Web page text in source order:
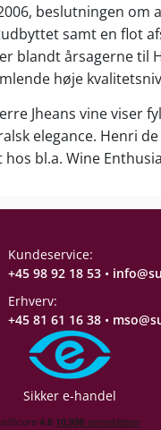
beslutningen om
samt en flot
blandt årsagerne til
høje
Jheans vine viser
elegance. Henri
bl.a. Wine
Kundeservice:
+45 98 92 18 53 •
Erhverv:
+45 81 61 16 38 •
Sikker e-handel